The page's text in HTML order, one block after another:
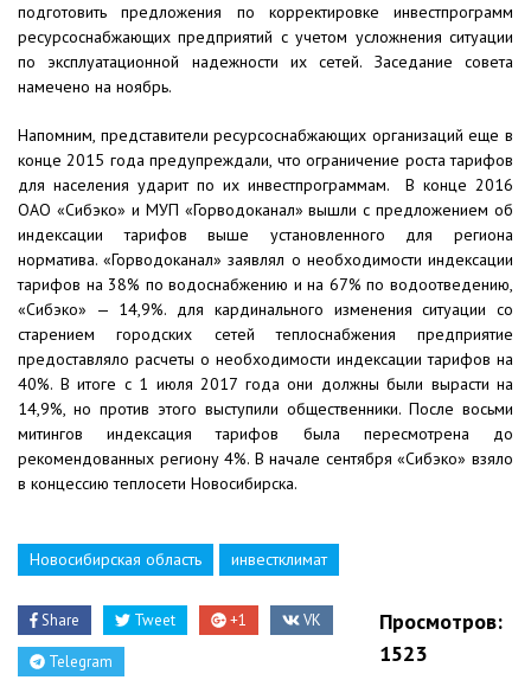
подготовить предложения по корректировке инвестпрограмм
ресурсоснабжающих предприятий с учетом усложнения ситуации
по эксплуатационной надежности их сетей. Заседание совета
намечено на ноябрь.
Напомним, представители ресурсоснабжающих организаций еще в
конце 2015 года предупреждали, что ограничение роста тарифов
для населения ударит по их инвестпрограммам. В конце 2016
ОАО «Сибэко» и МУП «Горводоканал» вышли с предложением об
индексации тарифов выше установленного для региона
норматива. «Горводоканал» заявлял о необходимости индексации
тарифов на 38% по водоснабжению и на 67% по водоотведению,
«Сибэко» — 14,9%. для кардинального изменения ситуации со
старением городских сетей теплоснабжения предприятие
предоставляло расчеты о необходимости индексации тарифов на
40%. В итоге с 1 июля 2017 года они должны были вырасти на
14,9%, но против этого выступили общественники. После восьми
митингов индексация тарифов была пересмотрена до
рекомендованных региону 4%. В начале сентября «Сибэко» взяло
в концессию теплосети Новосибирска.
Новосибирская область инвестклимат
Share Tweet +1 VK
Telegram
Просмотров:
1523